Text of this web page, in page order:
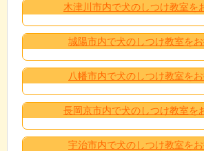
木津川市内で犬のしつけ教室を
城陽市内で犬のしつけ教室を
八幡市内で犬のしつけ教室を
長岡京市内で犬のしつけ教室を
宇治市内で犬のしつけ教室を